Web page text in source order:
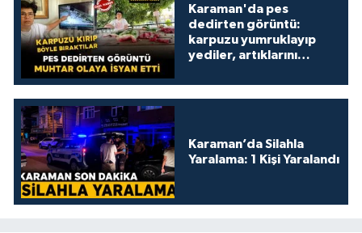
Karaman'da pes
dedirten görüntü:
karpuzu yumruklayıp
yediler, artıklarını
Karaman’da Silahla
Yaralama: 1 Kişi Yaralandı